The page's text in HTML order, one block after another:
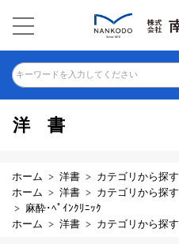
キーワードを入力してください
洋書
ホーム 洋書 カテゴリから探す
ホーム
洋書 カテゴリから探す
麻酔･ﾍﾟｲﾝｸﾘﾆｯｸ
ホーム
洋書 カテゴリから探す